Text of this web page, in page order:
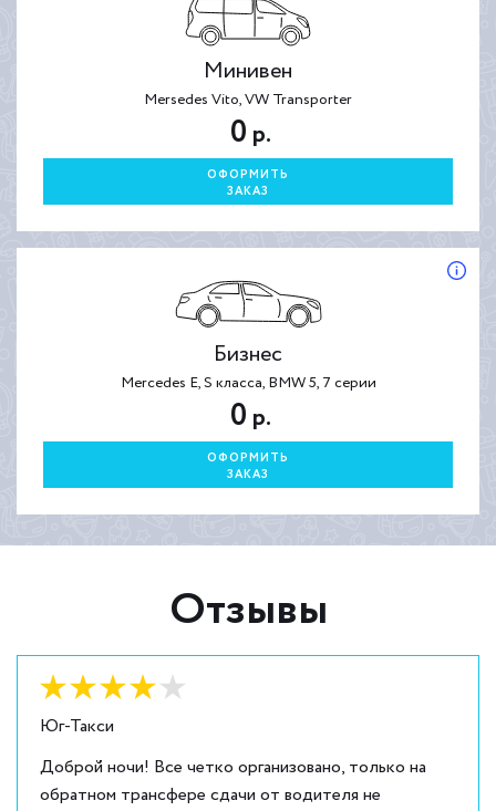
Минивен
Mersedes Vito, VW Transporter
0 р.
ОФОРМИТЬ
ЗАКАЗ
Бизнес
Mercedes E, S класса, BMW 5, 7 серии
0 р.
ОФОРМИТЬ
ЗАКАЗ
Отзывы
Юг-Такси
Оценка: 4
Доброй ночи! Все четко организовано, только на
обратном трансфере сдачи от водителя не